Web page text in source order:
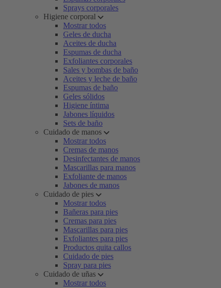
Sprays corporales
Higiene corporal
Mostrar todos
Geles de ducha
Aceites de ducha
Espumas de ducha
Exfoliantes corporales
Sales y bombas de baño
Aceites y leche de baño
Espumas de baño
Geles sólidos
Higiene íntima
Jabones líquidos
Sets de baño
Cuidado de manos
Mostrar todos
Cremas de manos
Desinfectantes de manos
Mascarillas para manos
Exfoliante de manos
Jabones de manos
Cuidado de pies
Mostrar todos
Bañeras para pies
Cremas para pies
Mascarillas para pies
Exfoliantes para pies
Productos quita callos
Cuidado de pies
Spray para pies
Cuidado de uñas
Mostrar todos